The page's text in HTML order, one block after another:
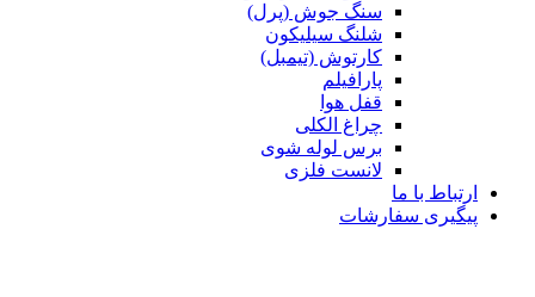
سنگ جوش (پرل)
شلنگ سیلیکون
کارتوش (تیمبل)
پارافیلم
قفل هوا
چراغ الکلی
برس لوله شوی
لانست فلزی
ارتباط با ما
پیگیری سفارشات